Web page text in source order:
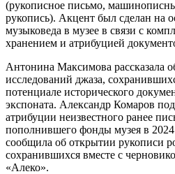
(рукописное письмо,
рукопись). Акцент был сделан на
музыковеда в музее в связи с
хранением и атрибуцией
Антонина Максимова рассказала
исследований джаза,
потенциале исторического
экспоната. Александр Комаров
атрибуции неизвестного ранее
пополнившего фонды музея в 2024
сообщила об открытии рукописи
сохранившихся вместе с
«Алеко».